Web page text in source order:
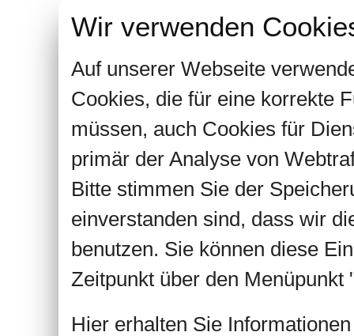
Wir verwenden
Auf unserer Webseite
Cookies, die für eine korrekte
müssen, auch Cookies für
primär der Analyse von
Bitte stimmen Sie der
einverstanden sind, dass wir
benutzen. Sie können diese
Zeitpunkt über den Menüpunkt
Hier erhalten Sie